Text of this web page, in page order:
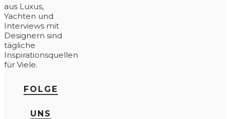
aus Luxus,
Yachten und
Interviews mit
Designern sind
tägliche
Inspirationsquellen
für Viele.
FOLGE
UNS